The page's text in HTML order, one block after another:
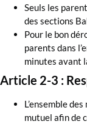
Seuls les
des sections
Pour le bon
parents dans
minutes avant
Article 2-3 :
L’ensemble
mutuel afin de